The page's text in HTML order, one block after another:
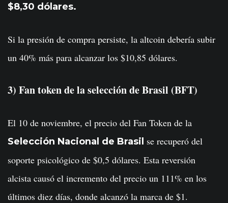
$8,30 dólares.
Si la presión de compra persiste, la altcoin debería subir
un 40% más para alcanzar los $10,85 dólares.
3) Fan token de la selección de Brasil (BFT)
El 10 de noviembre, el precio del Fan Token de la
Selección Nacional de Brasil se recuperó del
soporte psicológico de $0,5 dólares. Esta reversión
alcista causó el incremento del precio un 111% en los
últimos diez días, donde alcanzó la marca de $1.